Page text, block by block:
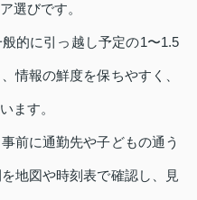
選びです。
的に引っ越し予定の1〜1.5
情報の鮮度を保ちやすく、
ます。
前に通勤先や子どもの通う
地図や時刻表で確認し、見